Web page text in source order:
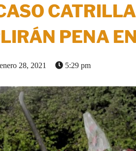
PENA
enero 28, 2021 5:29 pm